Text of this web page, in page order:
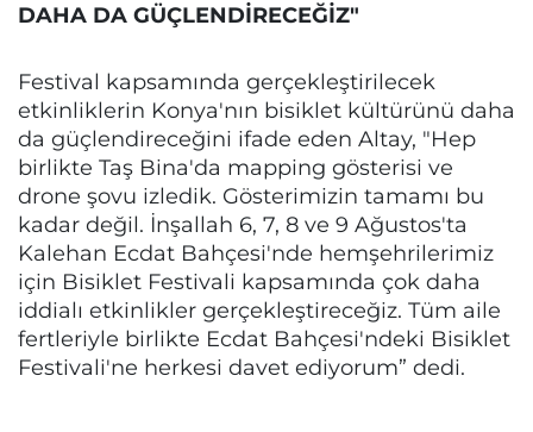
DAHA DA GÜÇLENDİRECEĞİZ"
Festival kapsamında gerçekleştirilecek
etkinliklerin Konya'nın bisiklet kültürünü daha
da güçlendireceğini ifade eden Altay, "Hep
birlikte Taş Bina'da mapping gösterisi ve
drone şovu izledik. Gösterimizin tamamı bu
kadar değil. İnşallah 6, 7, 8 ve 9 Ağustos'ta
Kalehan Ecdat Bahçesi'nde hemşehrilerimiz
için Bisiklet Festivali kapsamında çok daha
iddialı etkinlikler gerçekleştireceğiz. Tüm aile
fertleriyle birlikte Ecdat Bahçesi'ndeki Bisiklet
Festivali'ne herkesi davet ediyorum” dedi.